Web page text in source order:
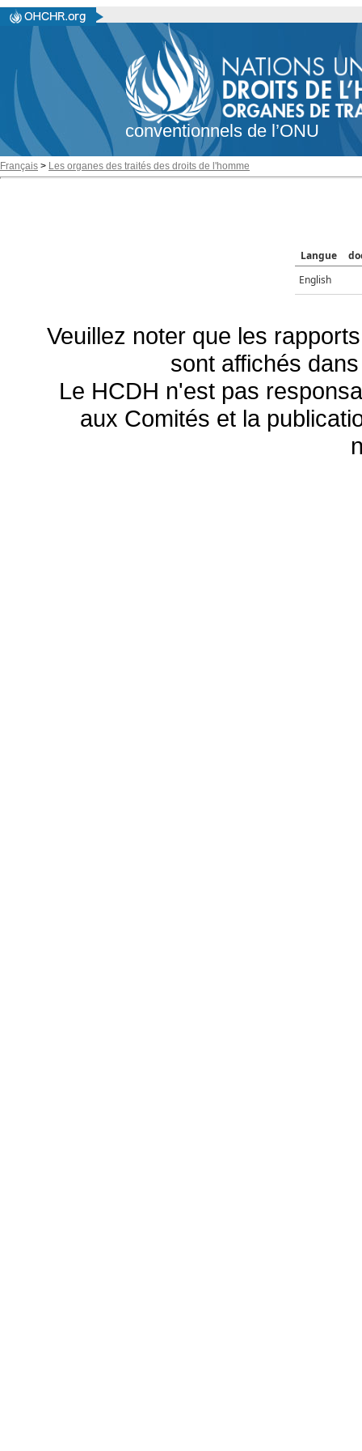
conventionnels de l’ONU
Français > Les organes des traités des droits de l'homme
Langue
English
Veuillez noter que les
sont affichés
Le HCDH n'est pas
aux Comités et la